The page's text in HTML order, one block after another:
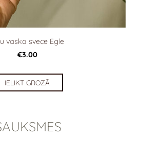
vaska svece Egle
€3.00
IELIKT GROZĀ